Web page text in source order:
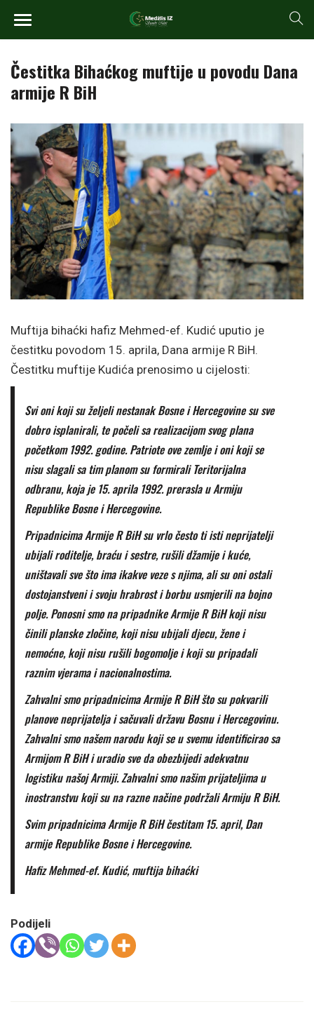
Čestitka Bihaćkog muftije u povodu Dana
armije R BiH
Muftija bihaćki hafiz Mehmed-ef. Kudić uputio je
čestitku povodom 15. aprila, Dana armije R BiH.
Čestitku muftije Kudića prenosimo u cijelosti:
Svi oni koji su željeli nestanak Bosne i Hercegovine su sve
dobro isplanirali, te počeli sa realizacijom svog plana
početkom 1992. godine. Patriote ove zemlje i oni koji se
nisu slagali sa tim planom su formirali Teritorijalna
odbranu, koja je 15. aprila 1992. prerasla u Armiju
Republike Bosne i Hercegovine.
Pripadnicima Armije R BiH su vrlo često ti isti neprijatelji
ubijali roditelje, braću i sestre, rušili džamije i kuće,
uništavali sve što ima ikakve veze s njima, ali su oni ostali
dostojanstveni i svoju hrabrost i borbu usmjerili na bojno
polje. Ponosni smo na pripadnike Armije R BiH koji nisu
činili planske zločine, koji nisu ubijali djecu, žene i
nemoćne, koji nisu rušili bogomolje i koji su pripadali
raznim vjerama i nacionalnostima.
Zahvalni smo pripadnicima Armije R BiH što su pokvarili
planove neprijatelja i sačuvali državu Bosnu i Hercegovinu.
Zahvalni smo našem narodu koji se u svemu identificirao sa
Armijom R BiH i uradio sve da obezbijedi adekvatnu
logistiku našoj Armiji. Zahvalni smo našim prijateljima u
inostranstvu koji su na razne načine podržali Armiju R BiH.
Svim pripadnicima Armije R BiH čestitam 15. april, Dan
armije Republike Bosne i Hercegovine.
Hafiz Mehmed-ef. Kudić, muftija bihaćki
Podijeli